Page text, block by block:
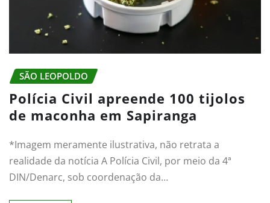
SÃO LEOPOLDO
Polícia Civil apreende 100 tijolos
de maconha em Sapiranga
*Imagem meramente ilustrativa, não retrata a
realidade da notícia A Polícia Civil, por meio da 4ª
DIN/Denarc, sob coordenação da…